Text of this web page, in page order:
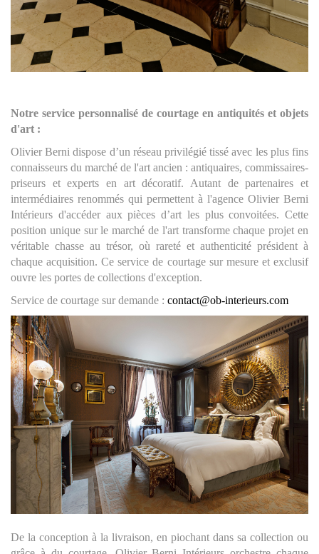
Notre service personnalisé de courtage en antiquités et objets
d'art :
Olivier Berni dispose d’un réseau privilégié tissé avec les plus fins
connaisseurs du marché de l'art ancien : antiquaires, commissaires-
priseurs et experts en art décoratif. Autant de partenaires et
intermédiaires renommés qui permettent à l'agence Olivier Berni
Intérieurs d'accéder aux pièces d’art les plus convoitées. Cette
position unique sur le marché de l'art transforme chaque projet en
véritable chasse au trésor, où rareté et authenticité président à
chaque acquisition. Ce service de courtage sur mesure et exclusif
ouvre les portes de collections d'exception.
Service de courtage sur demande : contact@ob-interieurs.com
De la conception à la livraison, en piochant dans sa collection ou